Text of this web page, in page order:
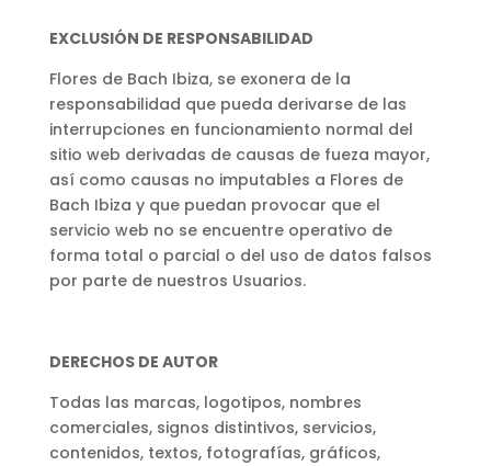
EXCLUSIÓN DE RESPONSABILIDAD
Flores de Bach Ibiza, se exonera de la
responsabilidad que pueda derivarse de las
interrupciones en funcionamiento normal del
sitio web derivadas de causas de fueza mayor,
así como causas no imputables a Flores de
Bach Ibiza y que puedan provocar que el
servicio web no se encuentre operativo de
forma total o parcial o del uso de datos falsos
por parte de nuestros Usuarios.
DERECHOS DE AUTOR
Todas las marcas, logotipos, nombres
comerciales, signos distintivos, servicios,
contenidos, textos, fotografías, gráficos,